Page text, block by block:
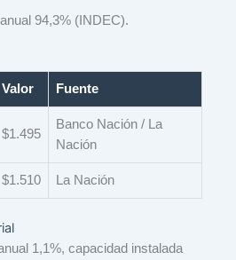
94,3% (INDEC).
Valor Fuente
$1.495
Banco Nación / La
Nación
$1.510 La Nación
1,1%, capacidad instalada